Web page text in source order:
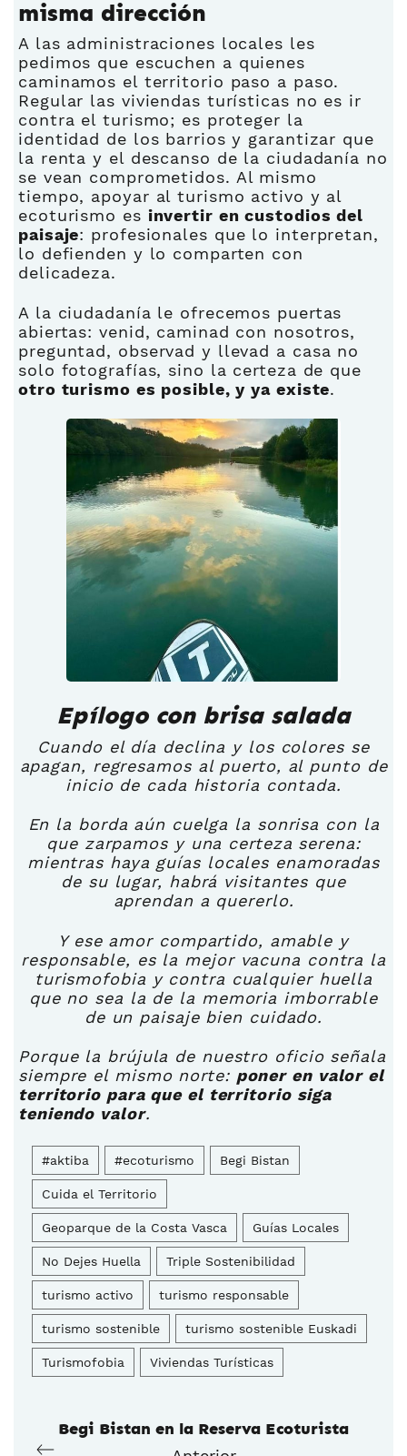
misma dirección
A las administraciones locales les
pedimos que escuchen a quienes
caminamos el territorio paso a paso.
Regular las viviendas turísticas no es ir
contra el turismo; es proteger la
identidad de los barrios y garantizar que
la renta y el descanso de la ciudadanía no
se vean comprometidos. Al mismo
tiempo, apoyar al turismo activo y al
ecoturismo es invertir en custodios del
paisaje: profesionales que lo interpretan,
lo defienden y lo comparten con
delicadeza.
A la ciudadanía le ofrecemos puertas
abiertas: venid, caminad con nosotros,
preguntad, observad y llevad a casa no
solo fotografías, sino la certeza de que
otro turismo es posible, y ya existe.
Epílogo con brisa salada
Cuando el día declina y los colores se
apagan, regresamos al puerto, al punto de
inicio de cada historia contada.
En la borda aún cuelga la sonrisa con la
que zarpamos y una certeza serena:
mientras haya guías locales enamoradas
de su lugar, habrá visitantes que
aprendan a quererlo.
Y ese amor compartido, amable y
responsable, es la mejor vacuna contra la
turismofobia y contra cualquier huella
que no sea la de la memoria imborrable
de un paisaje bien cuidado.
Porque la brújula de nuestro oficio señala
siempre el mismo norte: poner en valor el
territorio para que el territorio siga
teniendo valor.
#aktiba #ecoturismo Begi Bistan
Cuida el Territorio
Geoparque de la Costa Vasca Guías Locales
No Dejes Huella Triple Sostenibilidad
turismo activo turismo responsable
turismo sostenible turismo sostenible Euskadi
Turismofobia Viviendas Turísticas
Begi Bistan en la Reserva Ecoturista